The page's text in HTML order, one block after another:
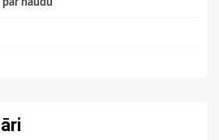
par naudu